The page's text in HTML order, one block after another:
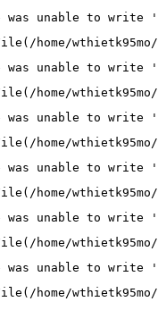
was unable to
home/wthietk95mo/
was unable to
home/wthietk95mo/
was unable to
home/wthietk95mo/
was unable to
home/wthietk95mo/
was unable to
home/wthietk95mo/
was unable to
home/wthietk95mo/